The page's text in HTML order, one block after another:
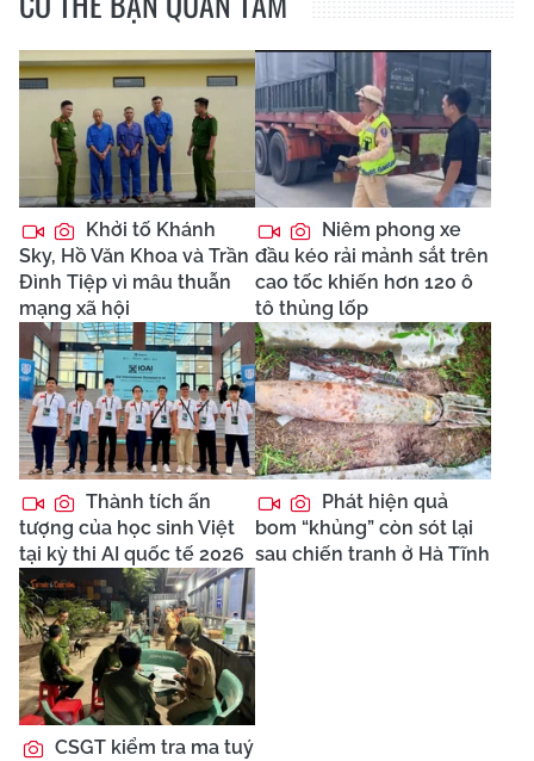
Khởi tố Khánh
Sky, Hồ Văn Khoa và Trần
Đình Tiệp vì mâu thuẫn
mạng xã hội
Niêm phong xe
đầu kéo rải mảnh sắt trên
cao tốc khiến hơn 120 ô
tô thủng lốp
Thành tích ấn
tượng của học sinh Việt
tại kỳ thi AI quốc tế 2026
Phát hiện quả
bom “khủng” còn sót lại
sau chiến tranh ở Hà Tĩnh
CSGT kiểm tra ma tuý